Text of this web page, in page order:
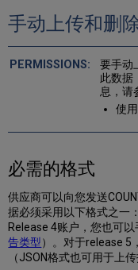
手动上传和删
要手动
此数据
息，请
使
必需的格式
供应商可以向您发送
据必须采用以下格式之一
Release 4账户，您也可
告类型）。对于release 5
（JSON格式也可用于上